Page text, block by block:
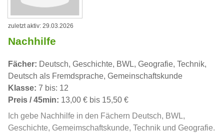
zuletzt aktiv: 29.03.2026
Nachhilfe
Fächer: Deutsch, Geschichte, BWL, Geografie, Technik,
Deutsch als Fremdsprache, Gemeinschaftskunde
Klasse: 7 bis: 12
Preis / 45min: 13,00 € bis 15,50 €
Ich gebe Nachhilfe in den Fächern Deutsch, BWL,
Geschichte, Gemeimschaftskunde, Technik und Geografie.